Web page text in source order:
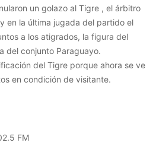
un golazo al Tigre , el árbitro
en la última jugada del partido el
a los atigrados, la figura del
del conjunto Paraguayo.
del Tigre porque ahora se ve
en condición de visitante.
FM